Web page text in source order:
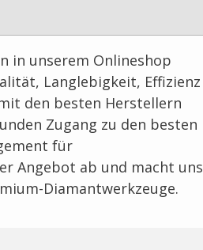
in unserem Onlineshop
Langlebigkeit, Effizienz
den besten Herstellern
Zugang zu den besten
für
Angebot ab und macht uns
Diamantwerkzeuge.